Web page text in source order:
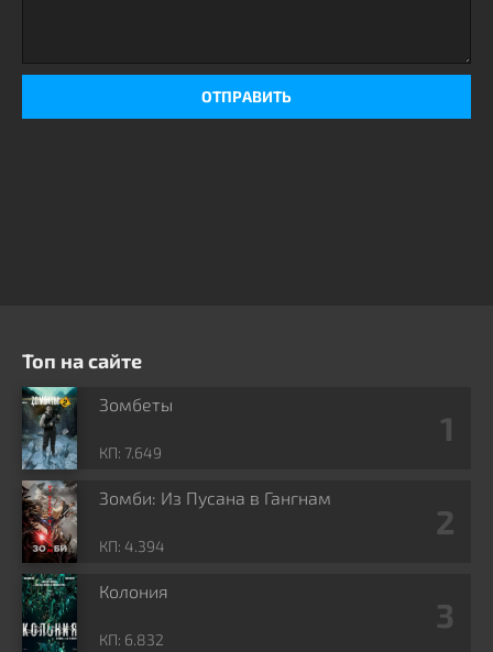
ОТПРАВИТЬ
Топ на сайте
Зомбеты
КП: 7.649
Зомби: Из Пусана в Гангнам
КП: 4.394
Колония
КП: 6.832